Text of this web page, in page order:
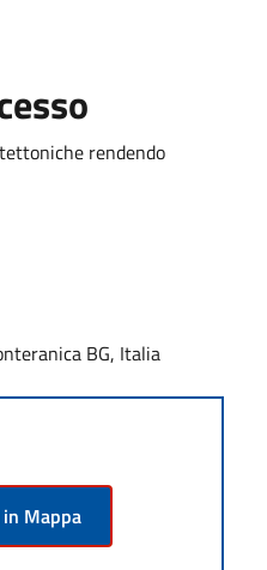
rendendo
BG, Italia
Mappa